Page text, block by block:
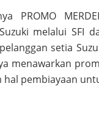
PROMO
melalui SFI
setia
menawarkan
pembiayaan